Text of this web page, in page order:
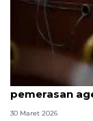
8 ASN
pemerasan
30 Maret 2026